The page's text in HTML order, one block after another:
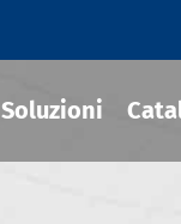
Soluzioni